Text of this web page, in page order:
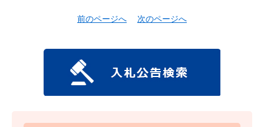
前のページへ 次のページへ